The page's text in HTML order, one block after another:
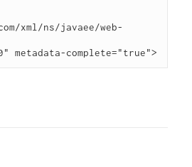
xml/ns/javaee/web-
metadata-complete="true">